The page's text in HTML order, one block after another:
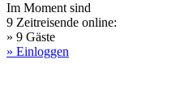
Im Moment sind
9 Zeitreisende online:
» 9 Gäste
» Einloggen